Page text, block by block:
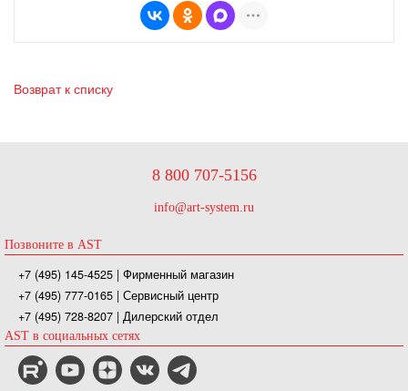
Возврат к списку
8 800 707-5156
info@art-system.ru
Позвоните в AST
+7 (495) 145-4525 | Фирменный магазин
+7 (495) 777-0165 | Сервисный центр
+7 (495) 728-8207 | Дилерский отдел
AST в социальных сетях